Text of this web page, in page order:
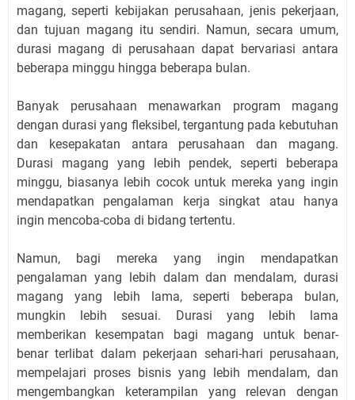
magang, seperti kebijakan perusahaan, jenis pekerjaan,
dan tujuan magang itu sendiri. Namun, secara umum,
durasi magang di perusahaan dapat bervariasi antara
beberapa minggu hingga beberapa bulan.
Banyak perusahaan menawarkan program magang
dengan durasi yang fleksibel, tergantung pada kebutuhan
dan kesepakatan antara perusahaan dan magang.
Durasi magang yang lebih pendek, seperti beberapa
minggu, biasanya lebih cocok untuk mereka yang ingin
mendapatkan pengalaman kerja singkat atau hanya
ingin mencoba-coba di bidang tertentu.
Namun, bagi mereka yang ingin mendapatkan
pengalaman yang lebih dalam dan mendalam, durasi
magang yang lebih lama, seperti beberapa bulan,
mungkin lebih sesuai. Durasi yang lebih lama
memberikan kesempatan bagi magang untuk benar-
benar terlibat dalam pekerjaan sehari-hari perusahaan,
mempelajari proses bisnis yang lebih mendalam, dan
mengembangkan keterampilan yang relevan dengan